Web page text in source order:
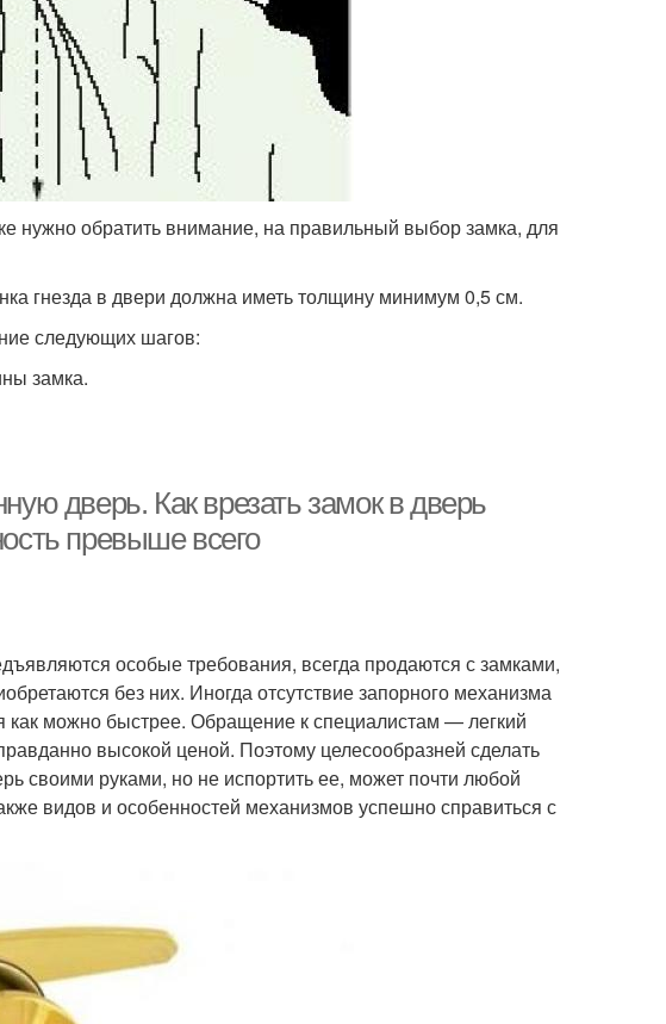
нужно обратить внимание, на правильный выбор замка, для
гнезда в двери должна иметь толщину минимум 0,5 см.
следующих шагов:
замка.
дверь. Как врезать замок в дверь
превыше всего
особые требования, всегда продаются с замками,
без них. Иногда отсутствие запорного механизма
как можно быстрее. Обращение к специалистам — легкий
высокой ценой. Поэтому целесообразней сделать
своими руками, но не испортить ее, может почти любой
видов и особенностей механизмов успешно справиться с